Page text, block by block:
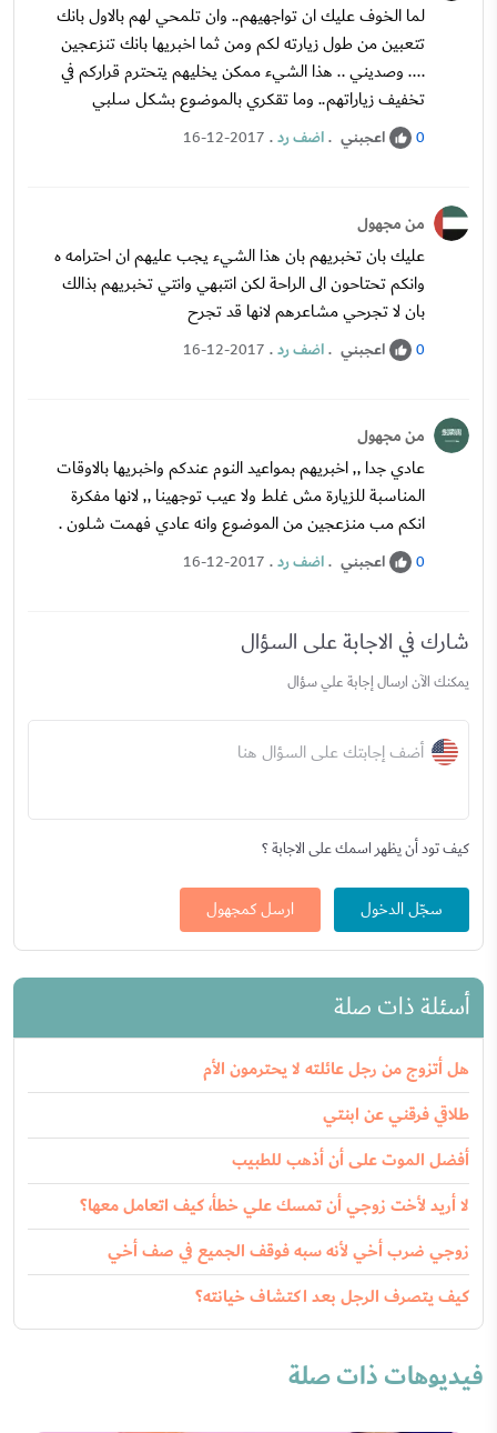
لما الخوف عليك ان تواجهيهم.. وان تلمحي لهم بالاول بانك
تتعبين من طول زيارته لكم ومن ثما اخبريها بانك تنزعجين
.... وصديني .. هذا الشيء ممكن يخليهم يتحترم قراركم في
تخفيف زياراتهم.. وما تقكري بالموضوع بشكل سلبي
0 اعجبني .اضف رد.
16-12-2017
من مجهول
عليك بان تخبريهم بان هذا الشيء يجب عليهم ان احترامه ه
وانكم تحتاحون الى الراحة لكن انتبهي وانتي تخبريهم بذالك
بان لا تجرحي مشاعرهم لانها قد تجرح
0 اعجبني .اضف رد.
16-12-2017
من مجهول
عادي جدا ,, اخبريهم بمواعيد النوم عندكم واخبريها بالاوقات
المناسبة للزيارة مش غلط ولا عيب توجهينا ,, لانها مفكرة
انكم مب منزعجين من الموضوع وانه عادي فهمت شلون .
0 اعجبني .اضف رد.
16-12-2017
شارك في الاجابة على السؤال
يمكنك الآن ارسال إجابة علي سؤال
أضف إجابتك على السؤال هنا
كيف تود أن يظهر اسمك على الاجابة ؟
سجّل الدخول ارسل كمجهول
أسئلة ذات صلة
هل أتزوج من رجل عائلته لا يحترمون الأم
طلاقي فرقني عن ابنتي
أفضل الموت على أن أذهب للطبيب
لا أريد لأخت زوجي أن تمسك علي خطأ، كيف اتعامل معها؟
زوجي ضرب أخي لأنه سبه فوقف الجميع في صف أخي
كيف يتصرف الرجل بعد اكتشاف خيانته؟
فيديوهات ذات صلة